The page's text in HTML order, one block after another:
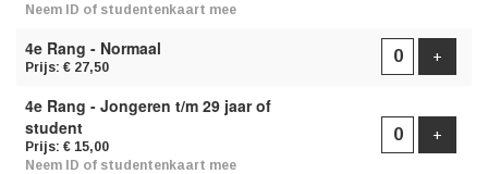
Neem ID of studentenkaart mee
4e Rang - Normaal
Prijs: € 27,50
+
4e Rang - Jongeren t/m 29 jaar of
student
Prijs: € 15,00
Neem ID of studentenkaart mee
+